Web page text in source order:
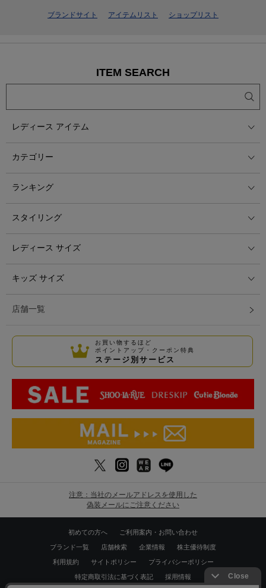
ブランドサイト アイテムリスト ショップリスト
ITEM SEARCH
レディース アイテム
カテゴリー
ランキング
スタイリング
レディース サイズ
キッズ サイズ
店舗一覧
お買い物するほど
ポイントアップ・クーポン特典
ステージ別サービス
注意：当社のメールアドレスを使用した
偽装メールにご注意ください
初めての方へ ご利用案内・お問い合わせ
ブランド一覧 店舗検索 企業情報 株主優待制度
利用規約 サイトポリシー プライバシーポリシー
特定商取引法に基づく表記 採用情報